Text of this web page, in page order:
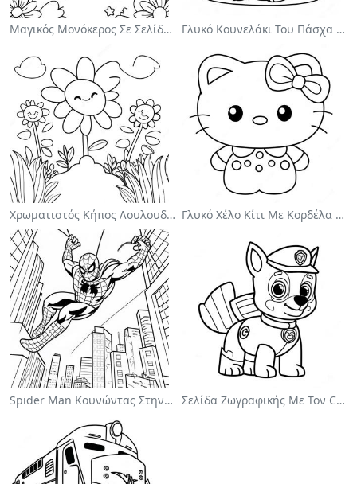
Μαγικός Μονόκερος Σε Σελίδα Ζωγραφικής Με Ουράνιο Τόξο Γλυκό Κουνελάκι Του Πάσχα Σε Σελίδα Ζωγραφικής
Χρωματιστός Κήπος Λουλουδιών Σε Σελίδα Ζωγραφικής Γλυκό Χέλο Κίτι Με Κορδέλα Σελίδα Ζωγραφικής
Spider Man Κουνώντας Στην Πόλη Σελίδα Ζωγραφικής Σελίδα Ζωγραφικής Με Τον Chase Από Την Paw Patrol